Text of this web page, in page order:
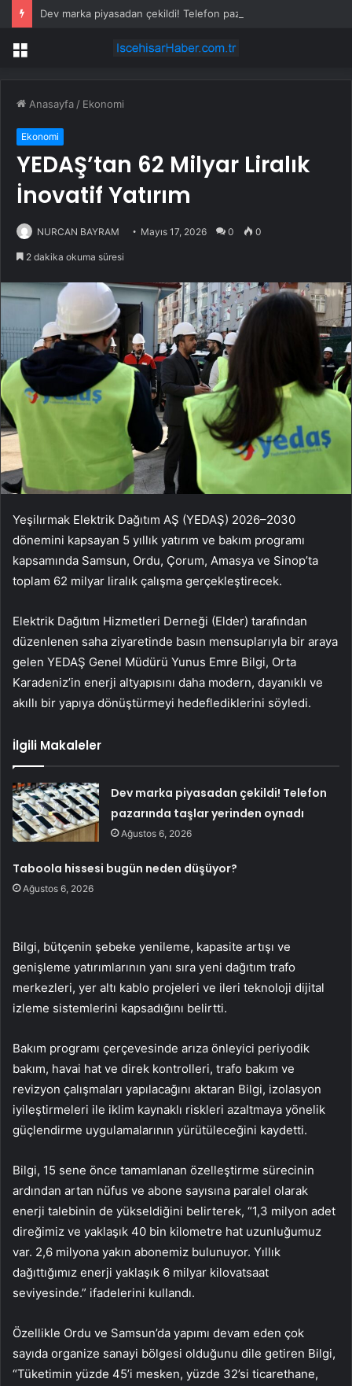
Menü
Anasayfa / Ekonomi
Ekonomi
YEDAŞ’tan 62 Milyar Liralık
İnovatif Yatırım
NURCAN BAYRAM Mayıs 17, 2026 0 0
2 dakika okuma süresi
Yeşilırmak Elektrik Dağıtım AŞ (YEDAŞ) 2026–2030
dönemini kapsayan 5 yıllık yatırım ve bakım programı
kapsamında Samsun, Ordu, Çorum, Amasya ve Sinop’ta
toplam 62 milyar liralık çalışma gerçekleştirecek.
Elektrik Dağıtım Hizmetleri Derneği (Elder) tarafından
düzenlenen saha ziyaretinde basın mensuplarıyla bir araya
gelen YEDAŞ Genel Müdürü Yunus Emre Bilgi, Orta
Karadeniz’in enerji altyapısını daha modern, dayanıklı ve
akıllı bir yapıya dönüştürmeyi hedeflediklerini söyledi.
İlgili Makaleler
Dev marka piyasadan çekildi! Telefon
pazarında taşlar yerinden oynadı
Ağustos 6, 2026
Taboola hissesi bugün neden düşüyor?
Ağustos 6, 2026
Bilgi, bütçenin şebeke yenileme, kapasite artışı ve
genişleme yatırımlarının yanı sıra yeni dağıtım trafo
merkezleri, yer altı kablo projeleri ve ileri teknoloji dijital
izleme sistemlerini kapsadığını belirtti.
Bakım programı çerçevesinde arıza önleyici periyodik
bakım, havai hat ve direk kontrolleri, trafo bakım ve
revizyon çalışmaları yapılacağını aktaran Bilgi, izolasyon
iyileştirmeleri ile iklim kaynaklı riskleri azaltmaya yönelik
güçlendirme uygulamalarının yürütüleceğini kaydetti.
Bilgi, 15 sene önce tamamlanan özelleştirme sürecinin
ardından artan nüfus ve abone sayısına paralel olarak
enerji talebinin de yükseldiğini belirterek, “1,3 milyon adet
direğimiz ve yaklaşık 40 bin kilometre hat uzunluğumuz
var. 2,6 milyona yakın abonemiz bulunuyor. Yıllık
dağıttığımız enerji yaklaşık 6 milyar kilovatsaat
seviyesinde.” ifadelerini kullandı.
Özellikle Ordu ve Samsun’da yapımı devam eden çok
sayıda organize sanayi bölgesi olduğunu dile getiren Bilgi,
“Tüketimin yüzde 45’i mesken, yüzde 32’si ticarethane,